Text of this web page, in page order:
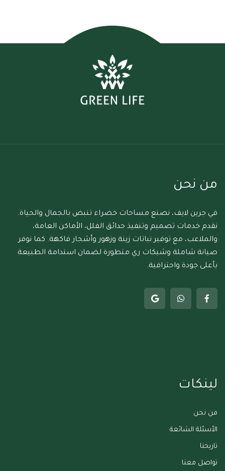
من نحن
في جرين لايف، نصنع مساحات خضراء تنبض بالجمال والحياة.
نقدم خدمات تصميم وتنفيذ حدائق الفلل، الأماكن العامة،
والملاعب، مع توفير نباتات زينة وزهور وأشجار فاكهة. كما نوفر
صيانة شاملة وشبكات ري متطورة لضمان استدامة الطبيعة
بأعلى جودة واحترافية.
لينكات
من نحن
الأسئلة الشائعة
تاريخنا
تواصل معنا